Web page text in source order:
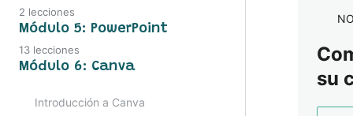
Formatos de imagen y medidas
Herramientas para quitar el fondo a
tus imágenes
Cómo insertar tu avatar en los
pago
Instalar fuentes
Herramientas para crear una paleta
Insertar paletas de color en
2 lecciones
Módulo 5: PowerPoint
Introducción a PowerPoint
Memory de instrumentos musicales
13 lecciones
Módulo 6: Canva
Introducción a Canva
su